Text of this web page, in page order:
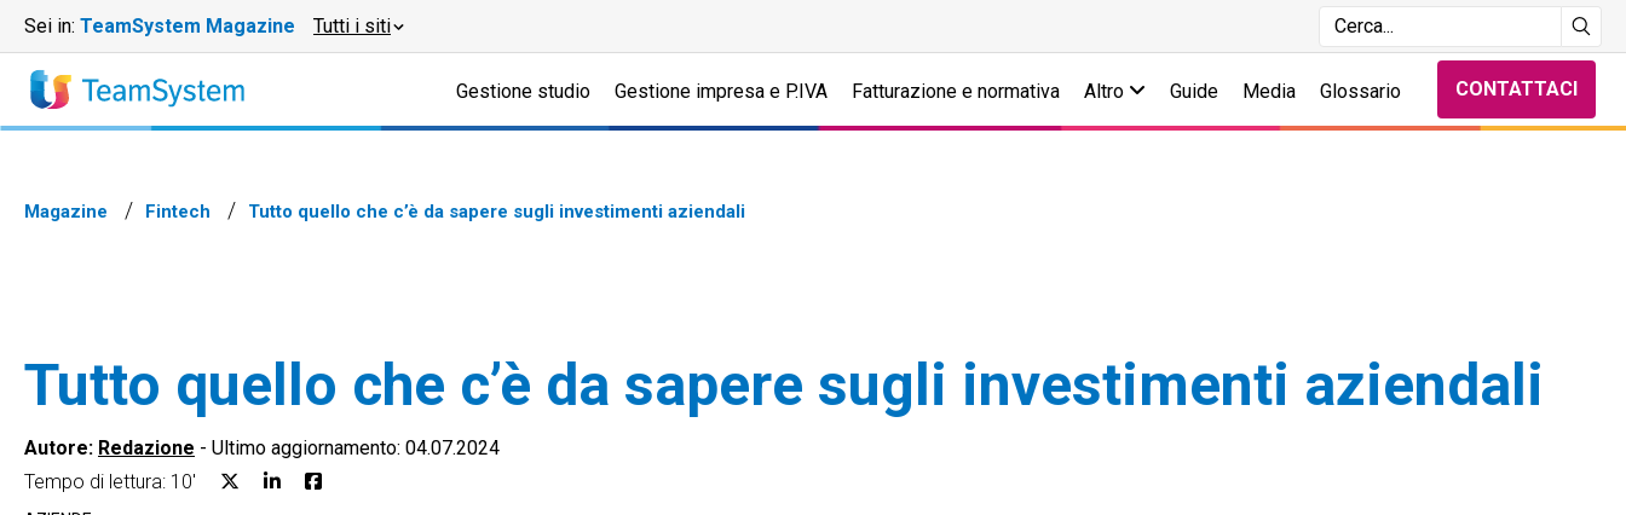
Sei in: TeamSystem Magazine Tutti i siti
Gestione studio Gestione impresa e P.IVA Fatturazione e normativa Altro Guide Media Glossario CONTATTACI
Magazine Fintech Tutto quello che c’è da sapere sugli investimenti aziendali
Tutto quello che c’è da sapere sugli investimenti aziendali
Autore: Redazione - Ultimo aggiornamento: 04.07.2024
Tempo di lettura: 10'